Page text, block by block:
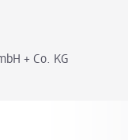
+ Co. KG